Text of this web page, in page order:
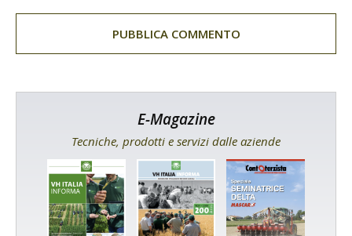
E-Magazine
Tecniche, prodotti e servizi dalle aziende